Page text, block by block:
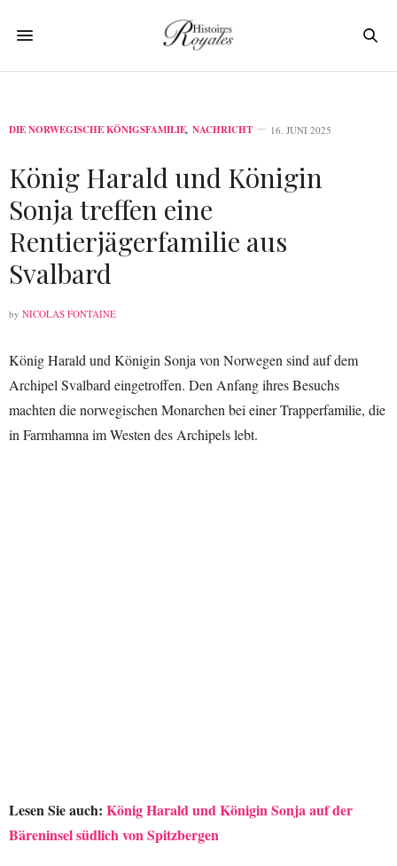
DIE NORWEGISCHE KÖNIGSFAMILIE, NACHRICHT 16. JUNI 2025
König Harald und Königin
Sonja treffen eine
Rentierjägerfamilie aus
Svalbard
by NICOLAS FONTAINE
König Harald und Königin Sonja von Norwegen sind auf dem
Archipel Svalbard eingetroffen. Den Anfang ihres Besuchs
machten die norwegischen Monarchen bei einer Trapperfamilie, die
in Farmhamna im Westen des Archipels lebt.
Lesen Sie auch: König Harald und Königin Sonja auf der
Bäreninsel südlich von Spitzbergen